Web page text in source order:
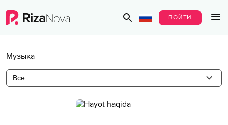
ВОЙТИ
Музыка
Все